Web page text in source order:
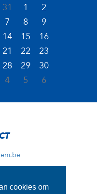
cookies om
31 1
2
7 8
9
14 15
16
21 22
23
28 29
30
4 5 6